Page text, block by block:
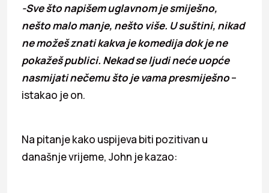
-Sve što napišem uglavnom je smiješno,
nešto malo manje, nešto više. U suštini, nikad
ne možeš znati kakva je komedija dok je ne
pokažeš publici. Nekad se ljudi neće uopće
nasmijati nečemu što je vama presmiješno–
istakao je on.
Na pitanje kako uspijeva biti pozitivan u
današnje vrijeme, John je kazao: